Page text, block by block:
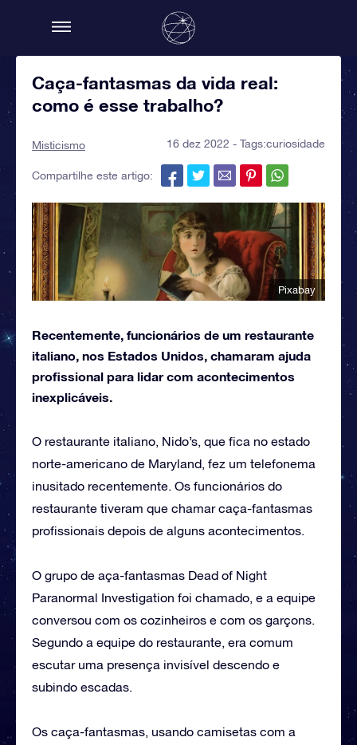
Caça-fantasmas da vida real:
como é esse trabalho?
Misticismo 16 dez 2022 - Tags:curiosidade
Compartilhe este artigo:
Pixabay
Recentemente, funcionários de um restaurante
italiano, nos Estados Unidos, chamaram ajuda
profissional para lidar com acontecimentos
inexplicáveis.
O restaurante italiano, Nido’s, que fica no estado
norte-americano de Maryland, fez um telefonema
inusitado recentemente. Os funcionários do
restaurante tiveram que chamar caça-fantasmas
profissionais depois de alguns acontecimentos.
O grupo de aça-fantasmas Dead of Night
Paranormal Investigation foi chamado, e a equipe
conversou com os cozinheiros e com os garçons.
Segundo a equipe do restaurante, era comum
escutar uma presença invisível descendo e
subindo escadas.
Os caça-fantasmas, usando camisetas com a